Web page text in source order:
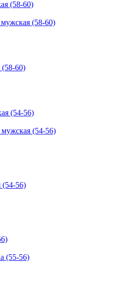
(58-60)
(58-60)
(54-56)
(54-56)
(55-56)